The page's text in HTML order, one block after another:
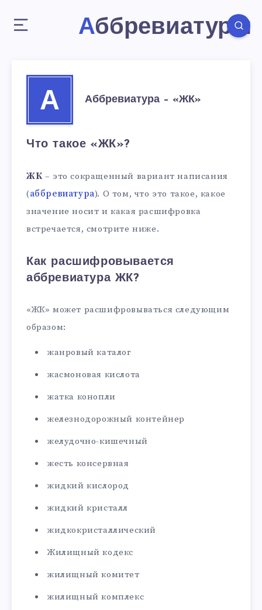
Аббревиатуры
А Аббревиатура – «ЖК»
Что такое «ЖК»?
ЖК – это сокращенный вариант написания
(аббревиатура). О том, что это такое, какое
значение носит и какая расшифровка
встречается, смотрите ниже.
Как расшифровывается
аббревиатура ЖК?
«ЖК» может расшифровываться следующим
образом:
жанровый каталог
жасмоновая кислота
жатка конопли
железнодорожный контейнер
желудочно-кишечный
жесть консервная
жидкий кислород
жидкий кристалл
жидкокристаллический
Жилищный кодекс
жилищный комитет
жилищный комплекс